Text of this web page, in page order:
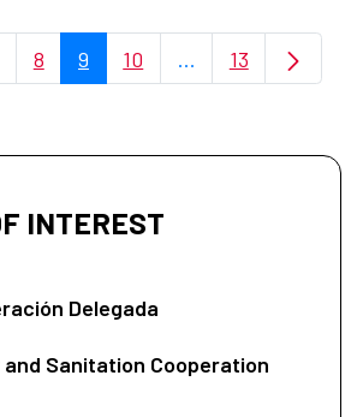
Pages Use TAB to
Page
8 Page
9 Page
10 ...Intermediate
Page
13
INTEREST
Delegada
Sanitation Cooperation